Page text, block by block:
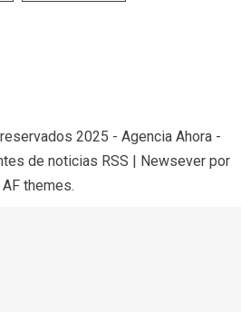
2025 - Agencia Ahora -
de noticias RSS
Newsever por
AF themes.